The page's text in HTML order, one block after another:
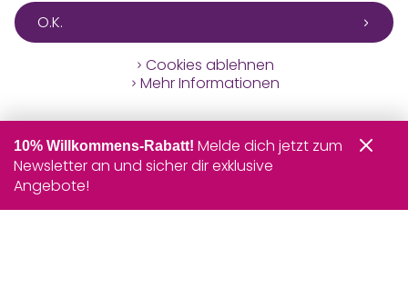
O.K.
Cookies ablehnen
Mehr Informationen
10% Willkommens-Rabatt! Melde dich jetzt zum
Newsletter an und sicher dir exklusive
Angebote!